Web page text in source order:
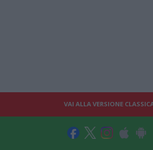
VAI ALLA VERSIONE